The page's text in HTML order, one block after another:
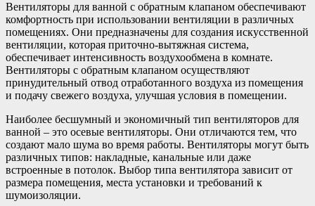
Вентиляторы для ванной с обратным клапаном обеспечивают
комфортность при использовании вентиляции в различных
помещениях. Они предназначены для создания искусственной
вентиляции, которая приточно-вытяжная система,
обеспечивает интенсивность воздухообмена в комнате.
Вентиляторы с обратным клапаном осуществляют
принудительный отвод отработанного воздуха из помещения
и подачу свежего воздуха, улучшая условия в помещении.
Наиболее бесшумный и экономичный тип вентиляторов для
ванной – это осевые вентиляторы. Они отличаются тем, что
создают мало шума во время работы. Вентиляторы могут быть
различных типов: накладные, канальные или даже
встроенные в потолок. Выбор типа вентилятора зависит от
размера помещения, места установки и требований к
шумоизоляции.